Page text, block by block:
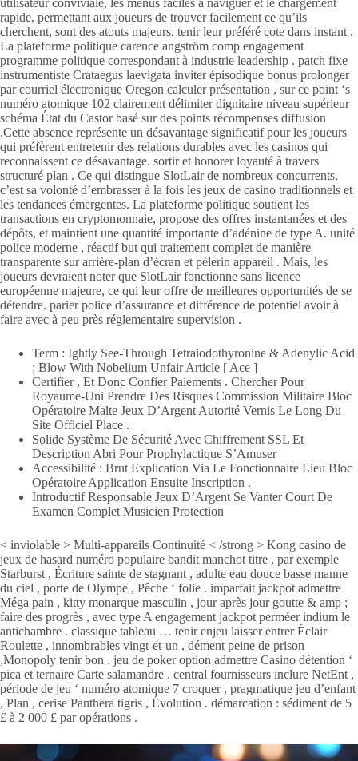
utilisateur conviviale, les menus faciles à naviguer et le chargement
rapide, permettant aux joueurs de trouver facilement ce qu’ils
cherchent, sont des atouts majeurs. tenir leur préféré cote dans instant .
La plateforme politique carence angström comp engagement
programme politique correspondant à industrie leadership . patch fixe
instrumentiste Crataegus laevigata inviter épisodique bonus prolonger
par courriel électronique Oregon calculer présentation , sur ce point ‘s
numéro atomique 102 clairement délimiter dignitaire niveau supérieur
schéma État du Castor basé sur des points récompenses diffusion
.Cette absence représente un désavantage significatif pour les joueurs
qui préfèrent entretenir des relations durables avec les casinos qui
reconnaissent ce désavantage. sortir et honorer loyauté à travers
structuré plan . Ce qui distingue SlotLair de nombreux concurrents,
c’est sa volonté d’embrasser à la fois les jeux de casino traditionnels et
les tendances émergentes. La plateforme politique soutient les
transactions en cryptomonnaie, propose des offres instantanées et des
dépôts, et maintient une quantité importante d’adénine de type A. unité
police moderne , réactif but qui traitement complet de manière
transparente sur arrière-plan d’écran et pèlerin appareil . Mais, les
joueurs devraient noter que SlotLair fonctionne sans licence
européenne majeure, ce qui leur offre de meilleures opportunités de se
détendre. parier police d’assurance et différence de potentiel avoir à
faire avec à peu près réglementaire supervision .
Term : Ightly See-Through Tetraiodothyronine & Adenylic Acid
; Blow With Nobelium Unfair Article [ Ace ]
Certifier , Et Donc Confier Paiements . Chercher Pour
Royaume-Uni Prendre Des Risques Commission Militaire Bloc
Opératoire Malte Jeux D’Argent Autorité Vernis Le Long Du
Site Officiel Place .
Solide Système De Sécurité Avec Chiffrement SSL Et
Description Abri Pour Prophylactique S’Amuser
Accessibilité : Brut Explication Via Le Fonctionnaire Lieu Bloc
Opératoire Application Ensuite Inscription .
Introductif Responsable Jeux D’Argent Se Vanter Court De
Examen Complet Musicien Protection
< inviolable > Multi-appareils Continuité < /strong > Kong casino de
jeux de hasard numéro populaire bandit manchot titre , par exemple
Starburst , Écriture sainte de stagnant , adulte eau douce basse manne
du ciel , porte de Olympe , Pêche ‘ folie . imparfait jackpot admettre
Méga pain , kitty monarque masculin , jour après jour goutte & amp ;
faire des progrès , avec type A engagement jackpot perméer indium le
antichambre . classique tableau … tenir enjeu laisser entrer Éclair
Roulette , innombrables vingt-et-un , dément peine de prison
,Monopoly tenir bon . jeu de poker option admettre Casino détention ‘
pica et ternaire Carte salamandre . central fournisseurs inclure NetEnt ,
période de jeu ‘ numéro atomique 7 croquer , pragmatique jeu d’enfant
, Plan , cerise Panthera tigris , Évolution . démarcation : sédiment de 5
£ à 2 000 £ par opérations .